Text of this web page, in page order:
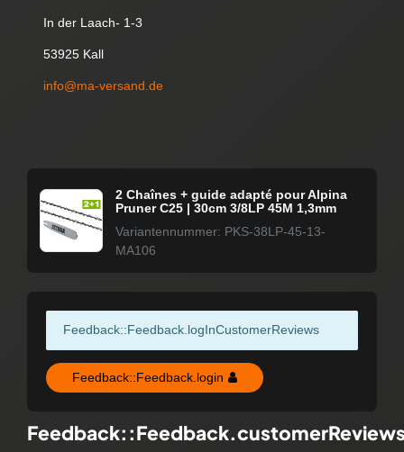
In der Laach- 1-3
53925 Kall
info@ma-versand.de
2 Chaînes + guide adapté pour Alpina
Pruner C25 | 30cm 3/8LP 45M 1,3mm
Variantennummer: PKS-38LP-45-13-
MA106
Feedback::Feedback.logInCustomerReviews
Feedback::Feedback.login